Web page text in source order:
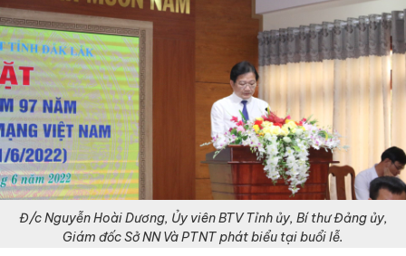
Đ/c Nguyễn Hoài Dương, Ủy viên BTV Tỉnh ủy, Bí thư Đảng ủy,
Giám đốc Sở NN Và PTNT phát biểu tại buổi lễ.